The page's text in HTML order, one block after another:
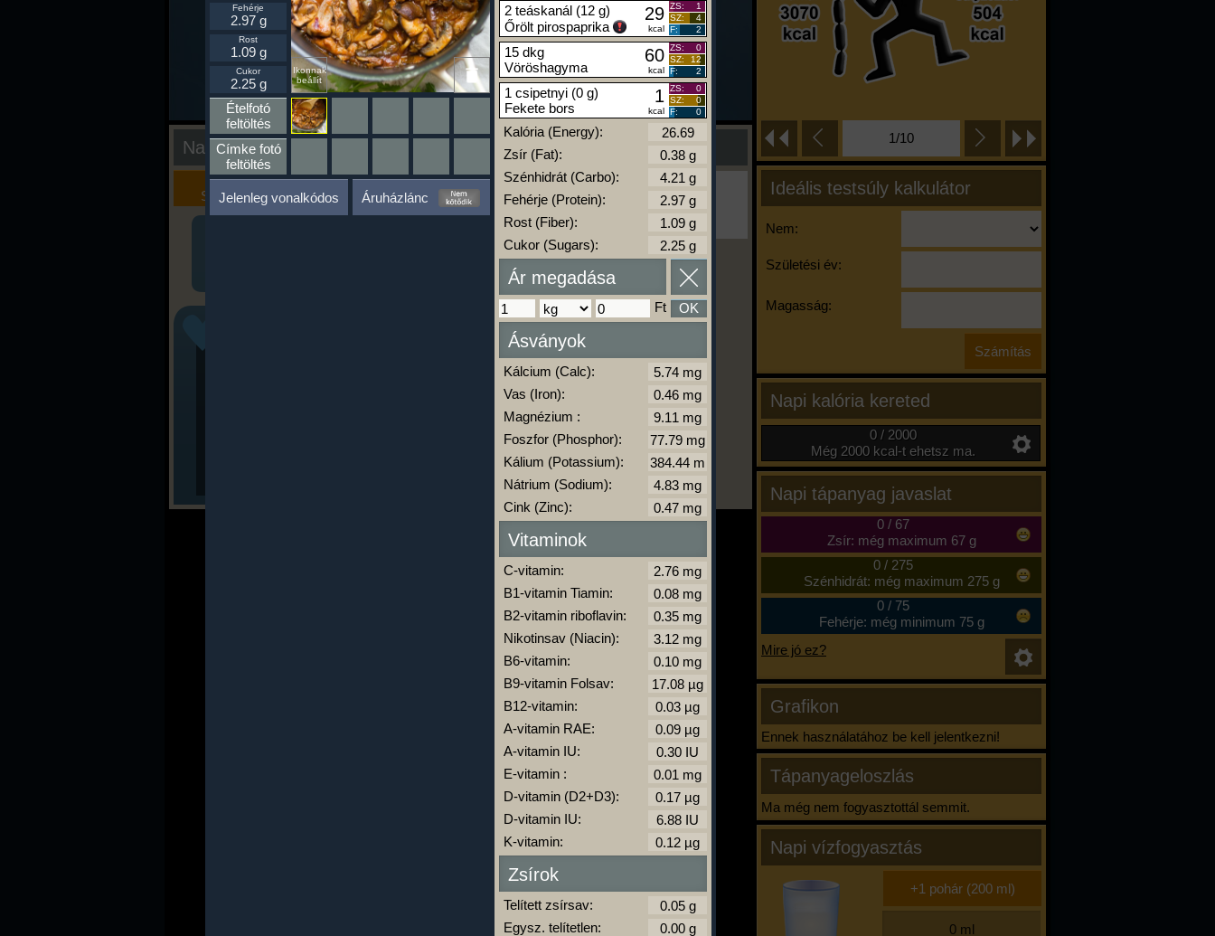
1/10
Ideális testsúly kalkulátor
Nem:
Születési év:
Magasság:
Napi kalória kereted
0 / 2000
Még 2000 kcal-t ehetsz ma.
Napi tápanyag javaslat
0/ 67
Zsír: még maximum 67 g
0/ 275
Szénhidrát: még maximum 275 g
0/ 75
Fehérje: még minimum 75 g
Mire jó ez?
Grafikon
Ennek használatához be kell jelentkezni!
Tápanyageloszlás
Ma még nem fogyasztottál semmit.
Napi vízfogyasztás
Nap kiértékelése
Kalória
Szimulátor
Szöveges
Értékelés
Ha ma már nem eszel/sportolsz többet,
kattints a kiértékelésre!
A Kalória Szimulátor Prémium funkció.
kalóriabázis.hu
-
Ikonnak
beállít
Fehérje
2.97 g
Rost
1.09 g
Cukor
2.25 g
Ételfotó
feltöltés
Címke fotó
feltöltés
Jelenleg vonalkódos Áruházlánc
2 teáskanál (12 g)
Őrölt pirospaprika
29
kcal
ZS:
1
SZ:
4
F:
2
15 dkg
Vöröshagyma
60
kcal
ZS:
0
SZ:
12
F:
2
1 csipetnyi (0 g)
Fekete bors
1
kcal
ZS:
0
SZ:
0
F:
0
Kalória (Energy):
Zsír (Fat):
Szénhidrát (Carbo):
Fehérje (Protein):
Rost (Fiber):
Cukor (Sugars):
Ár megadása
Ft OK
Ásványok
Kálcium (Calc):
Vas (Iron):
Magnézium :
Foszfor (Phosphor):
Kálium (Potassium):
Nátrium (Sodium):
Cink (Zinc):
Vitaminok
C-vitamin:
B1-vitamin Tiamin:
B2-vitamin riboflavin:
Nikotinsav (Niacin):
B6-vitamin:
B9-vitamin Folsav:
B12-vitamin:
A-vitamin RAE:
A-vitamin IU:
E-vitamin :
D-vitamin (D2+D3):
D-vitamin IU:
K-vitamin:
Zsírok
Telített zsírsav:
Egysz. telítetlen: